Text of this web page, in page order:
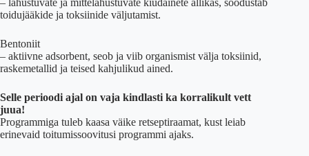
toidujääkide ja toksiinide väljutamist.
Bentoniit
– aktiivne adsorbent, seob ja viib organismist välja toksiinid,
raskemetallid ja teised kahjulikud ained.
Selle perioodi ajal on vaja kindlasti ka korralikult vett
juua!
Programmiga tuleb kaasa väike retseptiraamat, kust leiab
erinevaid toitumissoovitusi programmi ajaks.